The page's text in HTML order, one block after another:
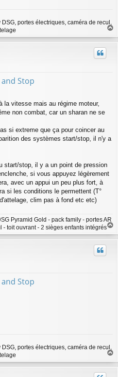
portes électriques, caméra de recul,
a
u
Stop
la vitesse mais au régime moteur,
non combat, car un sharan ne se
si extreme que ça pour coincer au
des systèmes start/stop, il n'y a
start/stop, il y a un point de pression
si vous appuyez légèrement
avec un appui un peu plus fort, à
si les conditions le permettent (T°
clim pas à fond etc etc)
Pyramid Gold - pack family - portes AR
toit ouvrant - 2 sièges enfants intégrés
u
Stop
portes électriques, caméra de recul,
a
u